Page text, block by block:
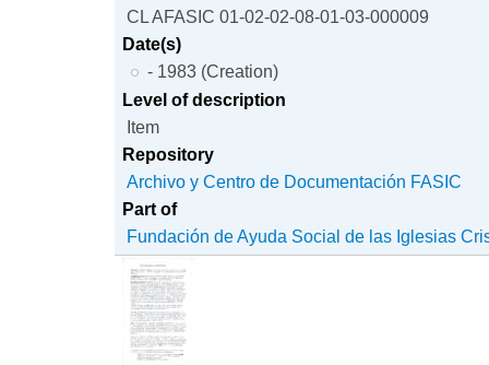
CL AFASIC 01-02-02-08-01-03-000009
Date(s)
- 1983 (Creation)
Level of description
Item
Repository
Archivo y Centro de Documentación FASIC
Part of
Fundación de Ayuda Social de las Iglesias